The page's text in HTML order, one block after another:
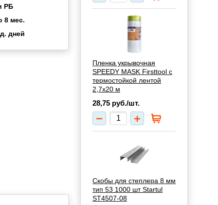
РБ
8 мес.
дней
Пленка укрывочная
SPEEDY MASK Firsttool с
термостойкой лентой
2,7х20 м
28,75 руб./шт.
Скобы для степлера 8 мм
тип 53 1000 шт Startul
ST4507-08